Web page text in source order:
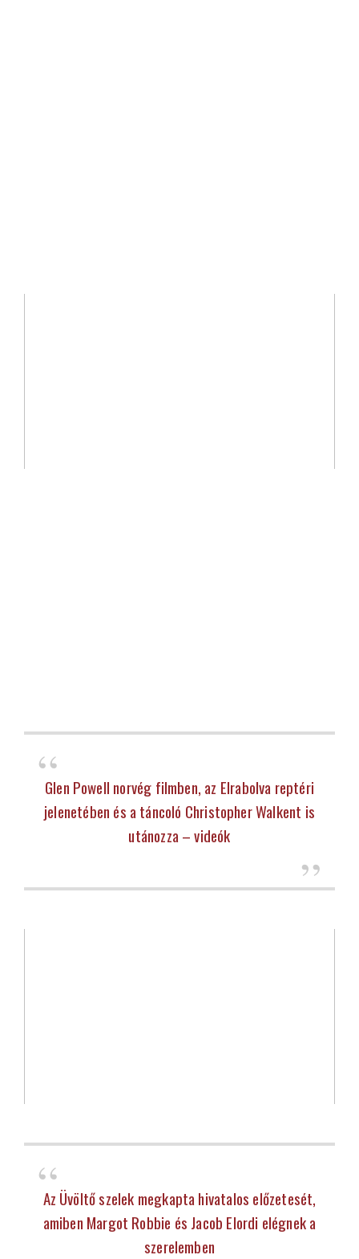
Glen Powell norvég filmben, az Elrabolva reptéri
jelenetében és a táncoló Christopher Walkent is
utánozza – videók
Az Üvöltő szelek megkapta hivatalos előzetesét,
amiben Margot Robbie és Jacob Elordi elégnek a
szerelemben